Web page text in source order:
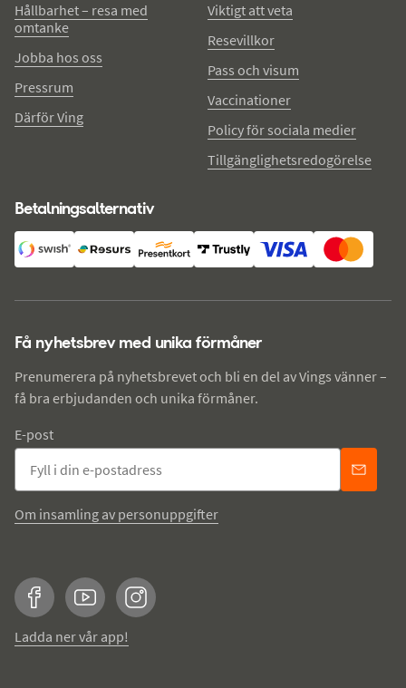
Hållbarhet – resa med
omtanke
Jobba hos oss
Pressrum
Därför Ving
Viktigt att veta
Resevillkor
Pass och visum
Vaccinationer
Policy för sociala medier
Tillgänglighetsredogörelse
Betalningsalternativ
Få nyhetsbrev med unika förmåner
Prenumerera på nyhetsbrevet och bli en del av Vings vänner –
få bra erbjudanden och unika förmåner.
E-post
Om insamling av personuppgifter
FacebookYouTubeInstagram
Ladda ner vår app!